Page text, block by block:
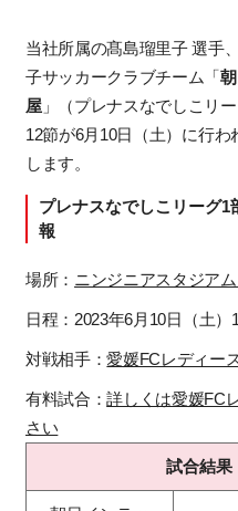
当社所属の髙島瑠里子 選手
子サッカークラブチーム「
屋」（プレナスなでしこリ
12節が6月10日（土）に行
します。
プレナスなでしこリーグ1
報
場所： ニンジニアスタジア
日程：2023年6月10日（土）
対戦相手：愛媛FCレディー
有料試合：詳しくは愛媛FC
さい
試合結果